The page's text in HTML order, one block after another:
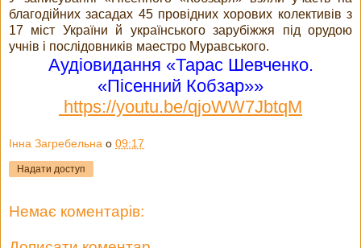
благодійних засадах 45 провідних хорових колективів з
17 міст України й українського зарубіжжя під орудою
учнів і послідовників маестро Муравського.
Аудіовидання «Тарас Шевченко.
«Пісенний Кобзар»»
https://youtu.be/qjoWW7JbtqM
Інна Загребельна о 09:17
Надати доступ
Немає коментарів: